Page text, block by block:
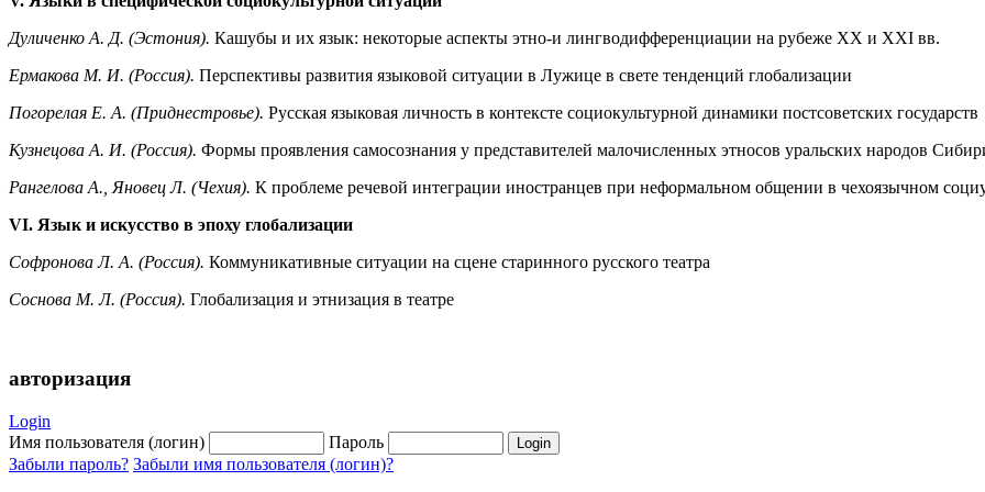
Дуличенко А. Д. (Эстония). Кашубы и их язык: некоторые аспекты этно-и лингводифференциации на рубеже XX и XXI вв.
Ермакова М. И. (Россия). Перспективы развития языковой ситуации в Лужице в свете тенденций глобализации
Погорелая Е. А. (Приднестровье). Русская языковая личность в контексте социокультурной динамики постсоветских государств
Кузнецова А. И. (Россия). Формы проявления самосознания у представителей малочисленных этносов уральских народов
Рангелова А., Яновец Л. (Чехия). К проблеме речевой интеграции иностранцев при неформальном общении в чехоязычном
VI. Язык и искусство в эпоху глобализации
Софронова Л. А. (Россия). Коммуникативные ситуации на сцене старинного русского театра
Соснова М. Л. (Россия). Глобализация и этнизация в театре
авторизация
Login
Имя пользователя (логин)
Пароль
Забыли пароль? Забыли имя пользователя (логин)?